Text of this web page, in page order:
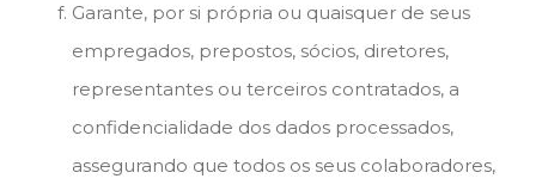
Garante, por si própria ou quaisquer de seus
empregados, prepostos, sócios, diretores,
representantes ou terceiros contratados, a
confidencialidade dos dados processados,
assegurando que todos os seus colaboradores,